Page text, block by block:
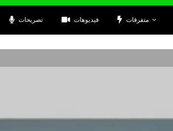
تصريحات فيديوهات متفرقات